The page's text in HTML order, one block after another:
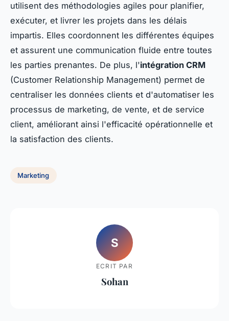
utilisent des méthodologies agiles pour planifier,
exécuter, et livrer les projets dans les délais
impartis. Elles coordonnent les différentes équipes
et assurent une communication fluide entre toutes
les parties prenantes. De plus, l'intégration CRM
(Customer Relationship Management) permet de
centraliser les données clients et d'automatiser les
processus de marketing, de vente, et de service
client, améliorant ainsi l'efficacité opérationnelle et
la satisfaction des clients.
Marketing
S
ECRIT PAR
Sohan